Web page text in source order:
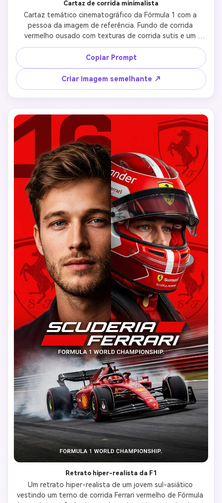
Cartaz de corrida minimalista
Cartaz temático cinematográfico da Fórmula 1 com a
pessoa da imagem de referência. Fundo de corrida
vermelho ousado com texturas de corrida sutis e um
grande número "8" colocado atrás do personagem. O
assunto é nítidamente focado com iluminação
cinematográfica dramática e forte contraste. layout de
cartaz esportivo profissional limpo, detalhes ultra-
realistas, profundidade de campo rasa, foco nítido,
resolução 8K, proporção 4:5.
Copiar Prompt
Criar imagem semelhante ↗
Retrato hiper-realista da F1
Um retrato hiper-realista de um jovem sul-asiático
vestindo um terno de corrida Ferrari vermelho de Fórmula